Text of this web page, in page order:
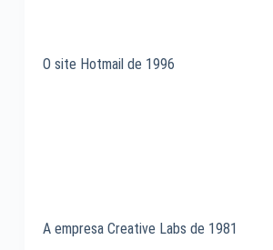
O site Hotmail de 1996
A empresa Creative Labs de 1981